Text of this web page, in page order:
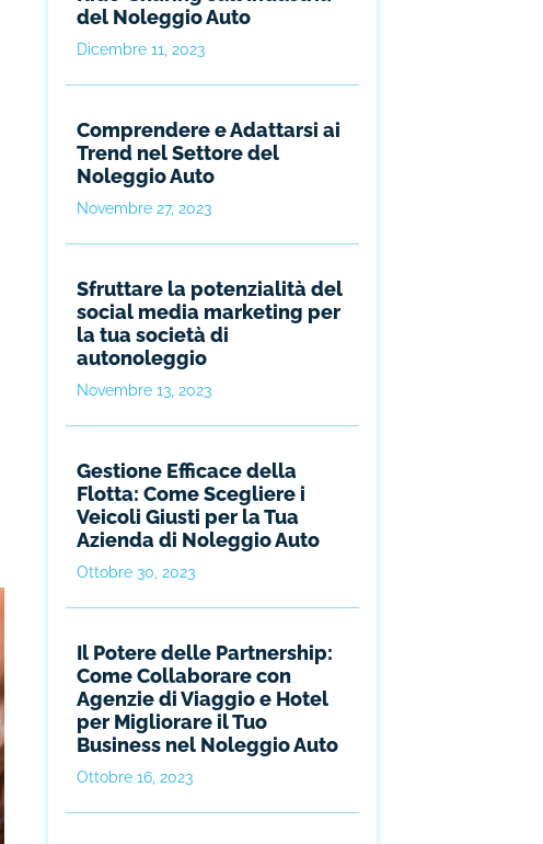
del Noleggio Auto
Dicembre 11, 2023
Comprendere e Adattarsi ai
Trend nel Settore del
Noleggio Auto
Novembre 27, 2023
Sfruttare la potenzialità del
social media marketing per
la tua società di
autonoleggio
Novembre 13, 2023
Gestione Efficace della
Flotta: Come Scegliere i
Veicoli Giusti per la Tua
Azienda di Noleggio Auto
Ottobre 30, 2023
Il Potere delle Partnership:
Come Collaborare con
Agenzie di Viaggio e Hotel
per Migliorare il Tuo
Business nel Noleggio Auto
Ottobre 16, 2023